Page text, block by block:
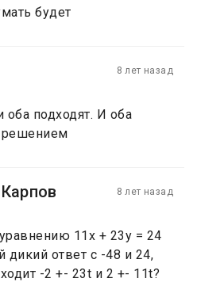
будет
8 лет назад
оба подходят. И оба
решением
8 лет назад
11х + 23у = 24
дикий ответ с -48 и 24,
-2 +- 23t и 2 +- 11t?